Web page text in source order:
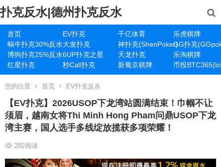
扑克反水|德州扑克反水
首页 EV扑克 千亿体育
乐虎棋牌
蜗牛扑克30%反水大发扑克 神扑克(ShenPoker)GG扑克
博狗扑克25%反水6UP扑克之星 天龙扑克
乐淘棋牌
红星扑克
秒Call扑克 新葡京棋牌 币投
您的位置 首页 EV扑克反水
【EV扑克】2026USOP下龙湾站圆满结束！巾帼不让
须眉，越南女将Thi Minh Hong Pham问鼎USOP下龙
湾主赛，国人选手多线绽放揽获多项荣耀！
282阅读